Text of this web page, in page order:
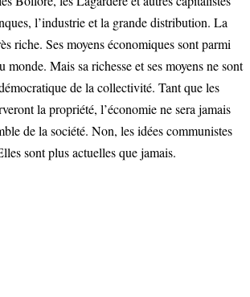
l’industrie et la grande distribution. La
riche. Ses moyens économiques sont parmi
monde. Mais sa richesse et ses moyens ne sont
de la collectivité. Tant que les
la propriété, l’économie ne sera jamais
de la société. Non, les idées communistes
sont plus actuelles que jamais.